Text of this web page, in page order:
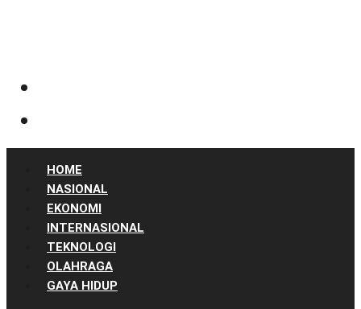
HOME
NASIONAL
EKONOMI
INTERNASIONAL
TEKNOLOGI
OLAHRAGA
GAYA HIDUP